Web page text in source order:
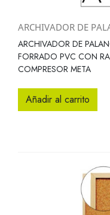
ARCHIVADOR DE
ARCHIVADOR DE
FORRADO PVC CON
COMPRESOR META
Añadir al carrito